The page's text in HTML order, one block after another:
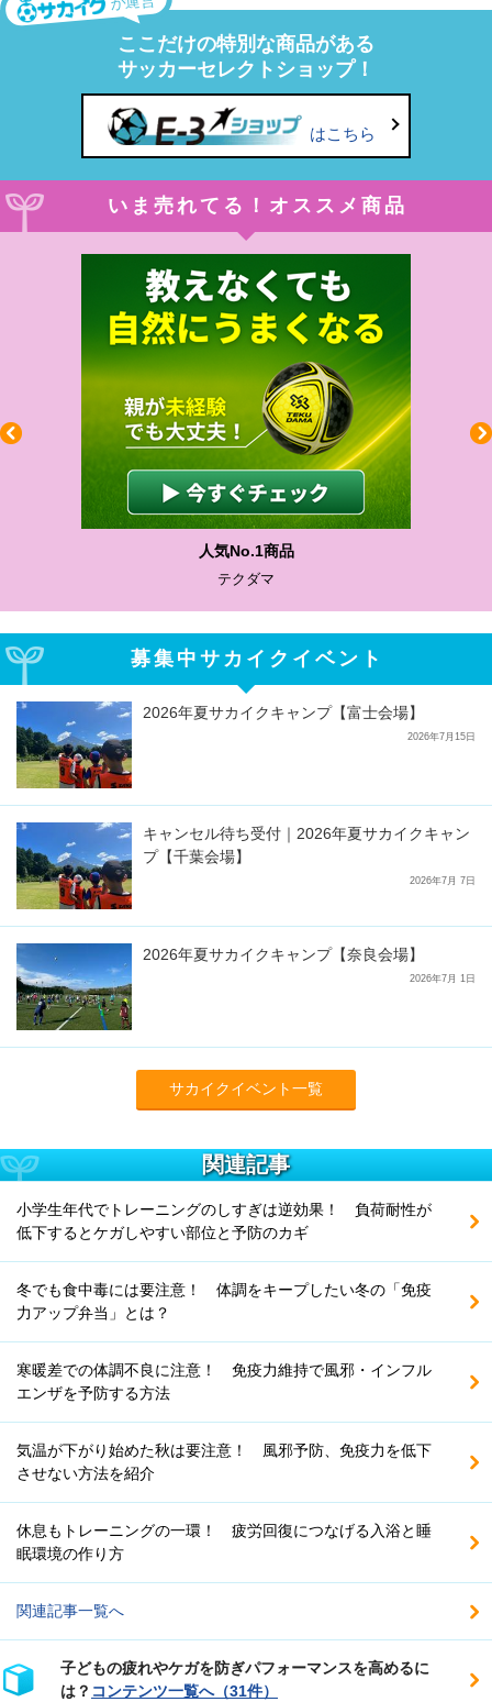
ここだけの特別な商品がある
サッカーセレクトショップ！
はこちら
いま売れてる！オススメ商品
わかりやすい質問に沿って書ける
サカイクサッカーノート
募集中サカイクイベント
2026年夏サカイクキャンプ【富士会場】
2026年7月15日
キャンセル待ち受付｜2026年夏サカイクキャン
プ【千葉会場】
2026年7月 7日
2026年夏サカイクキャンプ【奈良会場】
2026年7月 1日
サカイクイベント一覧
関連記事
小学生年代でトレーニングのしすぎは逆効果！ 負荷耐性が
低下するとケガしやすい部位と予防のカギ
冬でも食中毒には要注意！ 体調をキープしたい冬の「免疫
力アップ弁当」とは？
寒暖差での体調不良に注意！ 免疫力維持で風邪・インフル
エンザを予防する方法
気温が下がり始めた秋は要注意！ 風邪予防、免疫力を低下
させない方法を紹介
休息もトレーニングの一環！ 疲労回復につなげる入浴と睡
眠環境の作り方
関連記事一覧へ
子どもの疲れやケガを防ぎパフォーマンスを高めるに
は？ コンテンツ一覧へ（31件）